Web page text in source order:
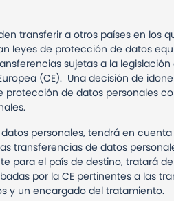
transferir a otros países en los
leyes de protección de datos
sujetas a la
(CE). Una decisión de
de datos personales
datos personales, tendrá en
transferencias de datos
para el país de destino, tratará
por la CE pertinentes a las
y un encargado del tratamiento.